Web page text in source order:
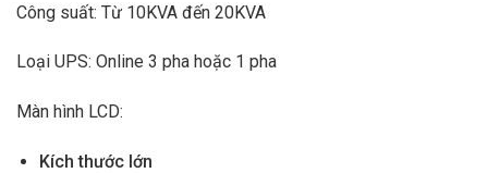
Công suất: Từ 10KVA đến 20KVA
Loại UPS: Online 3 pha hoặc 1 pha
Màn hình LCD:
Kích thước lớn